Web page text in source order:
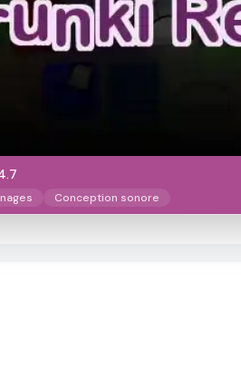
Conception sonore